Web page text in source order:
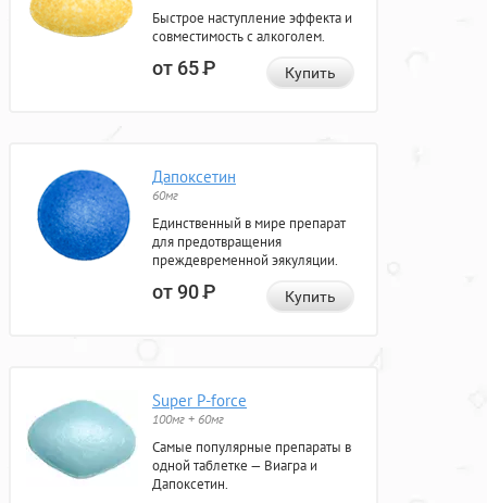
Быстрое наступление эффекта и
совместимость с алкоголем.
от 65Р Купить
Дапоксетин
60мг
Единственный в мире препарат
для предотвращения
преждевременной эякуляции.
от 90Р Купить
Super P-force
100мг + 60мг
Самые популярные препараты в
одной таблетке — Виагра и
Дапоксетин.